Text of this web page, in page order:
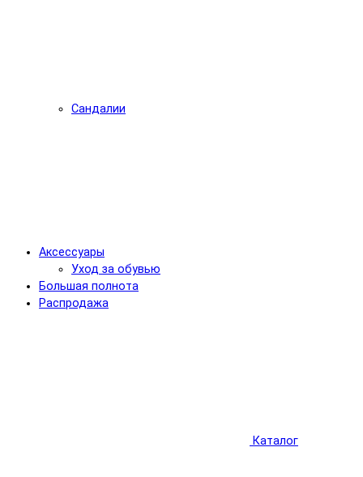
Сандалии
Аксессуары
Уход за обувью
Большая полнота
Распродажа
Каталог